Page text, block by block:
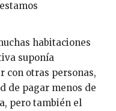
habitaciones
suponía
con otras personas,
de pagar menos de
pero también el